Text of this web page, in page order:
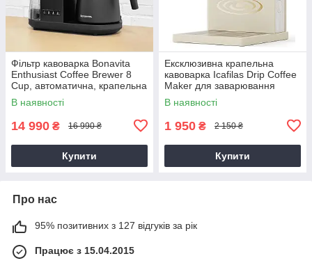
Фільтр кавоварка Bonavita
Enthusiast Coffee Brewer 8
Cup, автоматична, крапельна
фільтраційна фільтраційна
В наявності
14 990 ₴ 16 990 ₴
Купити
Ексклюзивна крапельна
кавоварка Icafilas Drip Coffee
Maker для заварювання
фільтр кави, Кавоварка
крапельна
В наявності
1 950 ₴ 2 150 ₴
Купити
Про нас
95% позитивних з 127 відгуків за рік
Працює з 15.04.2015